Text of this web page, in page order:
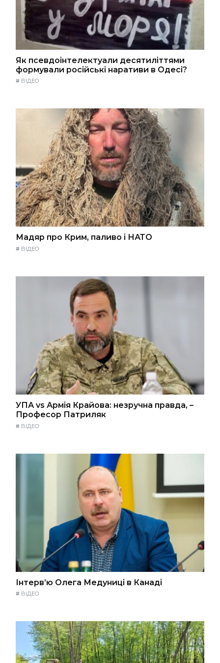
Як псевдоінтелектуали десятиліттями
формували російські наративи в Одесі?
# ВІДЕО
Мадяр про Крим, паливо і НАТО
# ВІДЕО
УПА vs Армія Крайова: незручна правда, –
Професор Патриляк
# ВІДЕО
Інтерв’ю Олега Медуниці в Канаді
# ВІДЕО